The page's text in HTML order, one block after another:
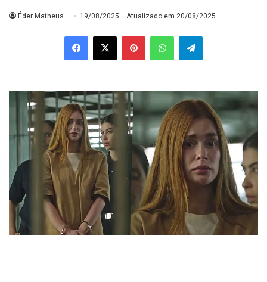
Éder Matheus 19/08/2025 Atualizado em 20/08/2025
Facebook
X PinterestWhatsAppTelegram